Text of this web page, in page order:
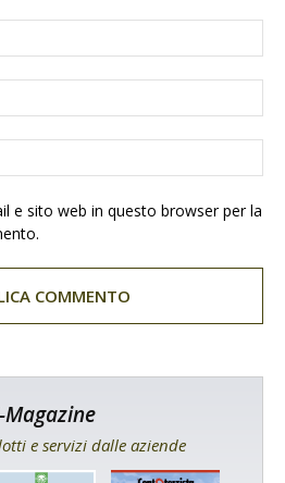
e sito web in questo browser per la
Magazine
e servizi dalle aziende